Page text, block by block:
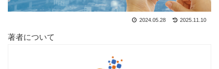
2024.05.28 2025.11.10
著者について